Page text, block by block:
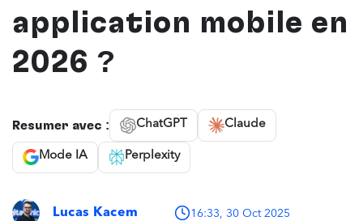
application mobile en
2026 ?
Résumer avec : ChatGPT Claude
Mode IA Perplexity
Lucas Kacem 16:33, 30 Oct 2025